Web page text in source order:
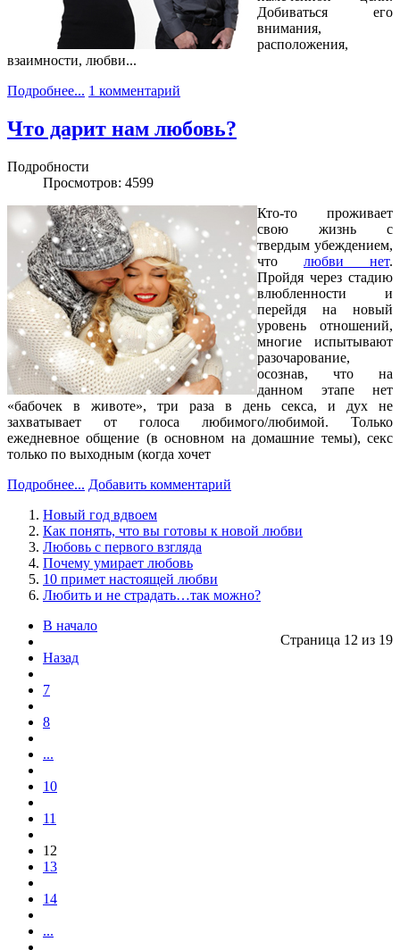
Добиваться его
внимания,
расположения,
взаимности, любви...
Подробнее... 1 комментарий
Что дарит нам любовь?
Подробности
Просмотров: 4599
Кто-то проживает
свою жизнь с
твердым убеждением,
что любви нет.
Пройдя через стадию
влюбленности и
перейдя на новый
уровень отношений,
многие испытывают
разочарование,
осознав, что на
данном этапе нет
«бабочек в животе», три раза в день секса, и дух не
захватывает от голоса любимого/любимой. Только
ежедневное общение (в основном на домашние темы), секс
только по выходным (когда хочет
Подробнее... Добавить комментарий
Новый год вдвоем
Как понять, что вы готовы к новой любви
Любовь с первого взгляда
Почему умирает любовь
10 примет настоящей любви
Любить и не страдать…так можно?
Страница 12 из 19
В начало
Назад
7
8
...
10
11
12
13
14
...